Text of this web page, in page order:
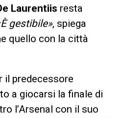
Laurentiis resta
gestibile», spiega
quello con la città
il predecessore
a giocarsi la finale di
l’Arsenal con il suo